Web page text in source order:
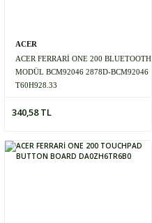
ACER
ACER FERRARİ ONE 200 BLUETOOTH
MODÜL BCM92046 2878D-BCM92046
T60H928.33
340,58 TL